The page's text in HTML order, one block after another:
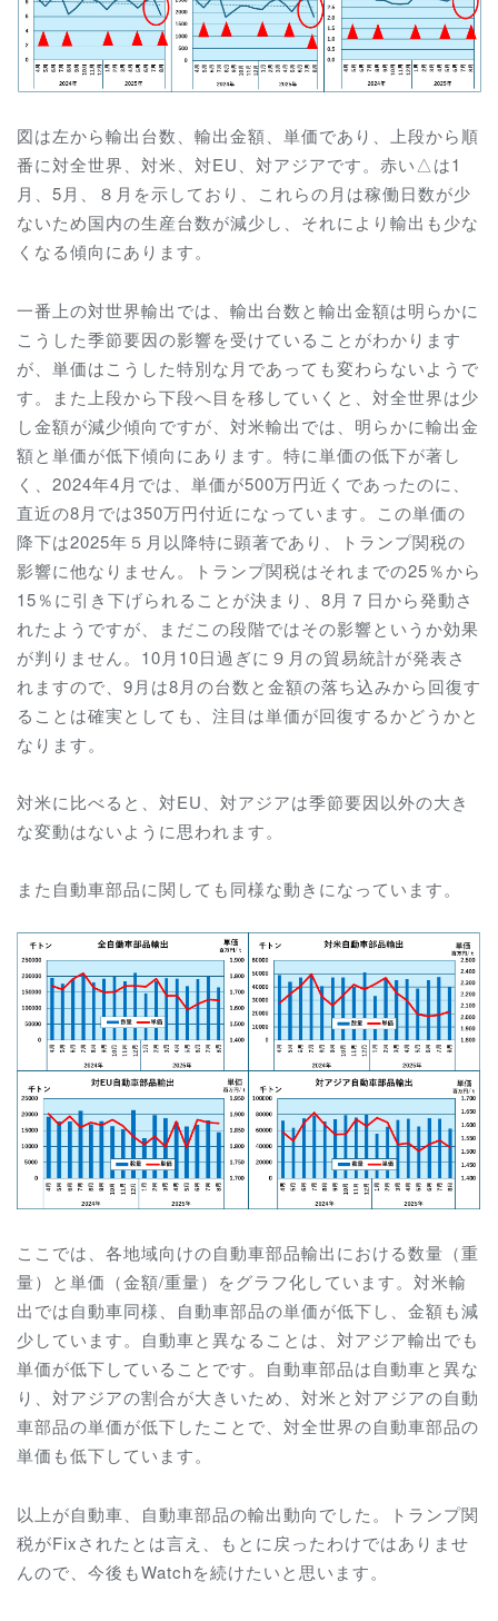
図は左から輸出台数、輸出金額、単価であり、上段から順
番に対全世界、対米、対EU、対アジアです。赤い△は1
月、5月、８月を示しており、これらの月は稼働日数が少
ないため国内の生産台数が減少し、それにより輸出も少な
くなる傾向にあります。
一番上の対世界輸出では、輸出台数と輸出金額は明らかに
こうした季節要因の影響を受けていることがわかります
が、単価はこうした特別な月であっても変わらないようで
す。また上段から下段へ目を移していくと、対全世界は少
し金額が減少傾向ですが、対米輸出では、明らかに輸出金
額と単価が低下傾向にあります。特に単価の低下が著し
く、2024年4月では、単価が500万円近くであったのに、
直近の8月では350万円付近になっています。この単価の
降下は2025年５月以降特に顕著であり、トランプ関税の
影響に他なりません。トランプ関税はそれまでの25％から
15％に引き下げられることが決まり、8月７日から発動さ
れたようですが、まだこの段階ではその影響というか効果
が判りません。10月10日過ぎに９月の貿易統計が発表さ
れますので、9月は8月の台数と金額の落ち込みから回復す
ることは確実としても、注目は単価が回復するかどうかと
なります。
対米に比べると、対EU、対アジアは季節要因以外の大き
な変動はないように思われます。
また自動車部品に関しても同様な動きになっています。
ここでは、各地域向けの自動車部品輸出における数量（重
量）と単価（金額/重量）をグラフ化しています。対米輸
出では自動車同様、自動車部品の単価が低下し、金額も減
少しています。自動車と異なることは、対アジア輸出でも
単価が低下していることです。自動車部品は自動車と異な
り、対アジアの割合が大きいため、対米と対アジアの自動
車部品の単価が低下したことで、対全世界の自動車部品の
単価も低下しています。
以上が自動車、自動車部品の輸出動向でした。トランプ関
税がFixされたとは言え、もとに戻ったわけではありませ
んので、今後もWatchを続けたいと思います。